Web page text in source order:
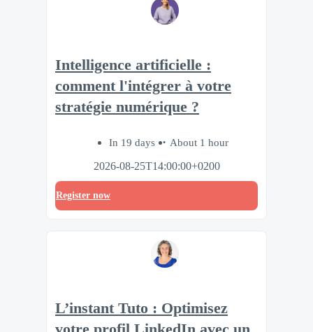
Intelligence artificielle :
comment l'intégrer à votre
stratégie numérique ?
In 19 days
About 1 hour
2026-08-25T14:00:00+0200
Register now
L’instant Tuto : Optimisez